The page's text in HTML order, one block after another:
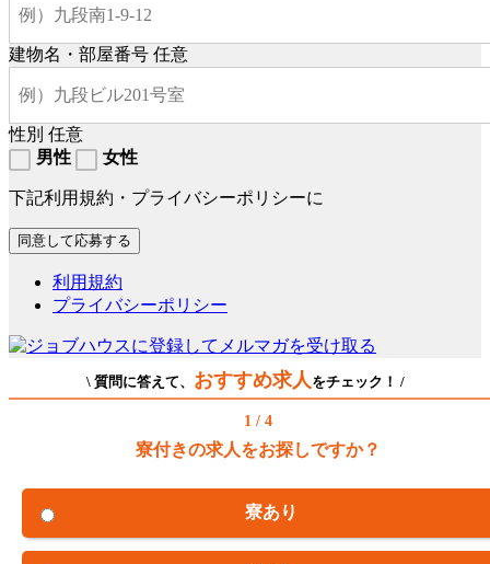
建物名・部屋番号 任意
性別 任意
男性
女性
下記利用規約・プライバシーポリシーに
利用規約
プライバシーポリシー
\ 質問に答えて、 おすすめ求人をチェック！ /
1 / 4
寮付きの求人をお探しですか？
寮あり